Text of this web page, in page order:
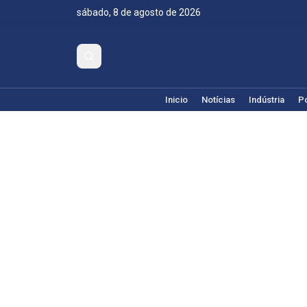
sábado, 8 de agosto de 2026
Inicio Notícias Indústria